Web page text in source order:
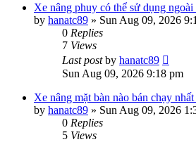
Xe nâng phuy có thể sử dụng
by hanatc89 » Sun Aug 09, 2026
0 Replies
7 Views
Last postby hanatc89
Sun Aug 09, 2026 9:18 pm
Xe nâng mặt bàn nào bán chạy
by hanatc89 » Sun Aug 09, 2026
0 Replies
5 Views